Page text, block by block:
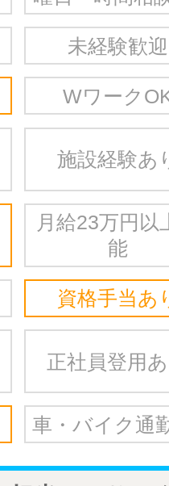
未経験歓迎
Wワーク
施設経験あ
月給23万円以
能
資格手当あ
正社員登用
車・バイク通